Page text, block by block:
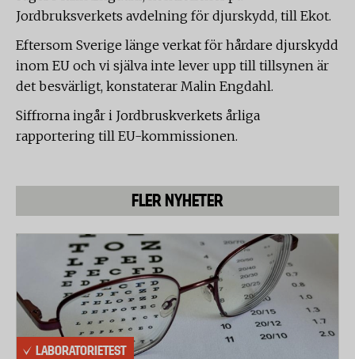
Jordbruksverkets avdelning för djurskydd, till Ekot.
Eftersom Sverige länge verkat för hårdare djurskydd
inom EU och vi själva inte lever upp till tillsynen är
det besvärligt, konstaterar Malin Engdahl.
Siffrorna ingår i Jordbruskverkets årliga
rapportering till EU-kommissionen.
FLER NYHETER
LABORATORIETEST